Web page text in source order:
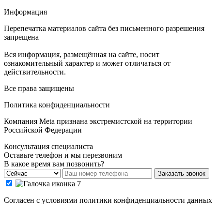
Информация
Перепечатка материалов сайта без письменного разрешения
запрещена
Вся информация, размещённая на сайте, носит
ознакомительный характер и может отличаться от
действительности.
Все права защищены
Политика конфиденциальности
Компания Meta признана экстремистской на территории
Российской Федерации
Консультация специалиста
Оставьте телефон и мы перезвоним
В какое время вам позвонить?
Заказать звонок
Cогласен с условиями политики конфиденциальности данных